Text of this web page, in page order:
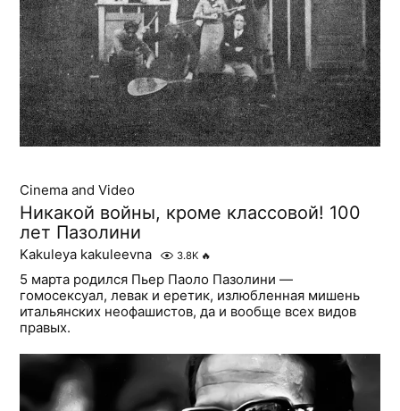
Cinema and Video
Никакой войны, кроме классовой! 100
лет Пазолини
Kakuleya kakuleevna 3.8K 🔥
5 марта родился Пьер Паоло Пазолини —
гомосексуал, левак и еретик, излюбленная мишень
итальянских неофашистов, да и вообще всех видов
правых.